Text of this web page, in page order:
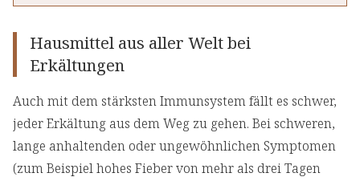
Hausmittel aus aller Welt bei
Erkältungen
Auch mit dem stärksten Immunsystem fällt es schwer,
jeder Erkältung aus dem Weg zu gehen. Bei schweren,
lange anhaltenden oder ungewöhnlichen Symptomen
(zum Beispiel hohes Fieber von mehr als drei Tagen